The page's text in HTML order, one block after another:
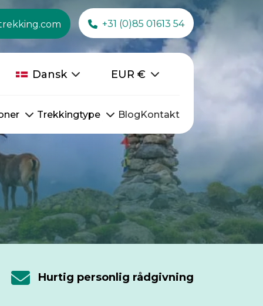
+31 (0)85 01613 54
Dansk EUR €
Trekkingtype BlogKontakt
Hurtig personlig rådgivning